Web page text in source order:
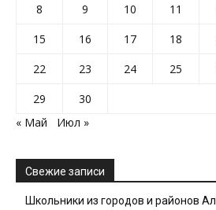
8
9 10 11
15
16 17 18
22
23 24 25
29
30
« Май
Июл »
Свежие записи
Школьники из городов и районов